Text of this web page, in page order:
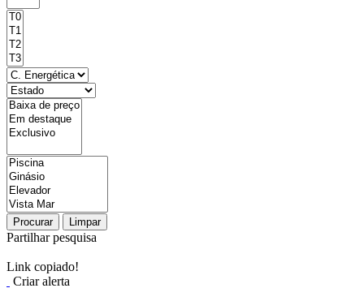
Procurar Limpar
Partilhar pesquisa
Link copiado!
Criar alerta